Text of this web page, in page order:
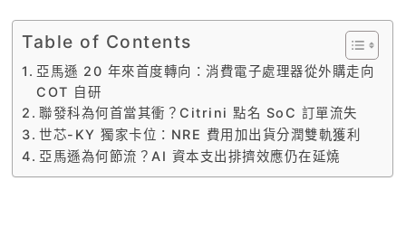
Table of Contents
亞馬遜 20 年來首度轉向：消費電子處理器從外購走向
COT 自研
聯發科為何首當其衝？Citrini 點名 SoC 訂單流失
世芯-KY 獨家卡位：NRE 費用加出貨分潤雙軌獲利
亞馬遜為何節流？AI 資本支出排擠效應仍在延燒